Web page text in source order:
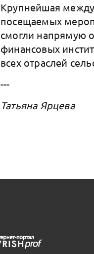
Крупнейшая
посещаемых
смогли напрямую
финансовых
всех отраслей
---
Татьяна Ярцева